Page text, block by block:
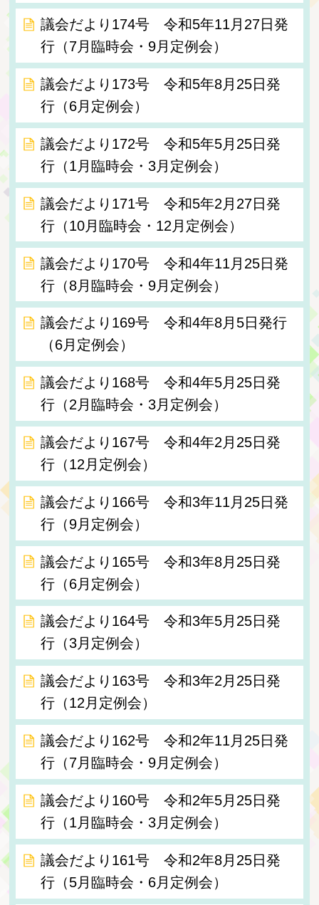
議会だより174号 令和5年11月27日発
行（7月臨時会・9月定例会）
議会だより173号 令和5年8月25日発
行（6月定例会）
議会だより172号 令和5年5月25日発
行（1月臨時会・3月定例会）
議会だより171号 令和5年2月27日発
行（10月臨時会・12月定例会）
議会だより170号 令和4年11月25日発
行（8月臨時会・9月定例会）
議会だより169号 令和4年8月5日発行
（6月定例会）
議会だより168号 令和4年5月25日発
行（2月臨時会・3月定例会）
議会だより167号 令和4年2月25日発
行（12月定例会）
議会だより166号 令和3年11月25日発
行（9月定例会）
議会だより165号 令和3年8月25日発
行（6月定例会）
議会だより164号 令和3年5月25日発
行（3月定例会）
議会だより163号 令和3年2月25日発
行（12月定例会）
議会だより162号 令和2年11月25日発
行（7月臨時会・9月定例会）
議会だより160号 令和2年5月25日発
行（1月臨時会・3月定例会）
議会だより161号 令和2年8月25日発
行（5月臨時会・6月定例会）